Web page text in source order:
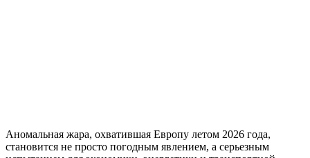
Аномальная жара, охватившая Европу летом 2026 года,
становится не просто погодным явлением, а серьезным